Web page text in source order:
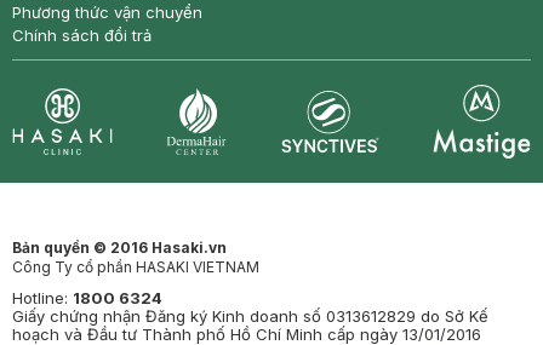
Phương thức vận chuyển
Chính sách đổi trả
Bản quyền © 2016 Hasaki.vn
Công Ty cổ phần HASAKI VIETNAM
Hotline: 1800 6324
Giấy chứng nhận Đăng ký Kinh doanh số 0313612829 do Sở Kế
hoạch và Đầu tư Thành phố Hồ Chí Minh cấp ngày 13/01/2016